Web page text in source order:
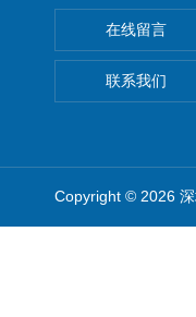
在线留言
联系我们
Copyright © 2026